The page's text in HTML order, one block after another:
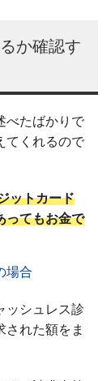
か確認す
べたばかりで
てくれるので
ットカード
ってもお金で
場合
ッシュレス診
された額をま